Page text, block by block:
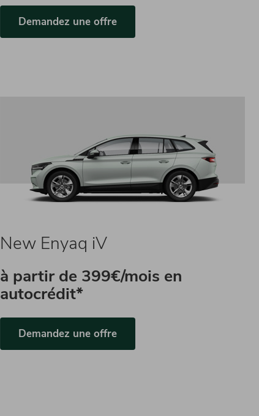
Demandez une offre
New Enyaq iV
à partir de 399€/mois en
autocrédit*
Demandez une offre